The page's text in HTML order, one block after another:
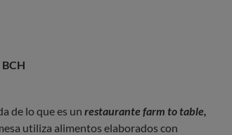
de lo que es un restaurante farm to table,
utiliza alimentos elaborados con